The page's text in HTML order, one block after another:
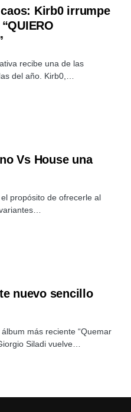
Kirb0 irrumpe
recibe una de las
del año. Kirb0,…
Vs House una
propósito de ofrecerle al
nuevo sencillo
más reciente “Quemar
Siladi vuelve…